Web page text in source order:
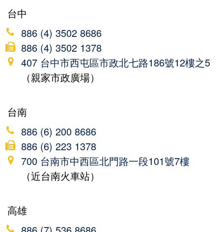
台中
886 (4) 3502 8686
886 (4) 3502 1378
407 台中市西屯區市政北七路186號12樓之5
（親家市政廣場）
台南
886 (6) 200 8686
886 (6) 223 1378
700 台南市中西區北門路一段101號7樓
（近台南火車站）
高雄